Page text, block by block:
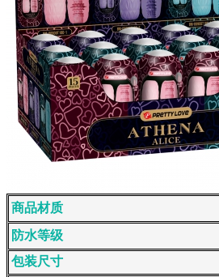
商品材质
防水等级
包装尺寸